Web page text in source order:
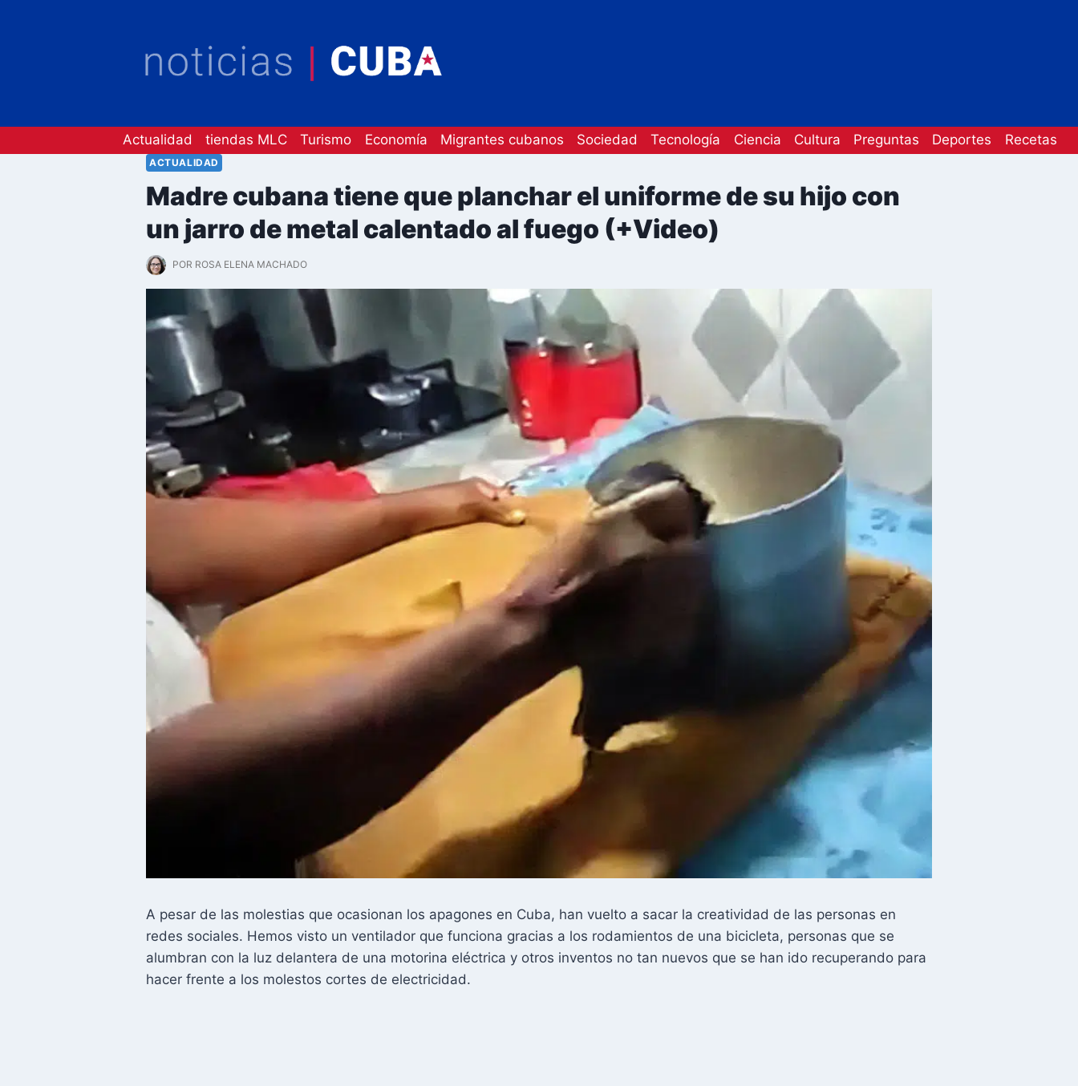
Actualidad tiendas MLC Turismo Economía Migrantes cubanos Sociedad Tecnología Ciencia Cultura Preguntas Deportes Recetas
ACTUALIDAD
Madre cubana tiene que planchar el uniforme de su hijo con
un jarro de metal calentado al fuego (+Video)
POR ROSA ELENA MACHADO
A pesar de las molestias que ocasionan los apagones en Cuba, han vuelto a sacar la creatividad de las personas en
redes sociales. Hemos visto un ventilador que funciona gracias a los rodamientos de una bicicleta, personas que se
alumbran con la luz delantera de una motorina eléctrica y otros inventos no tan nuevos que se han ido recuperando para
hacer frente a los molestos cortes de electricidad.